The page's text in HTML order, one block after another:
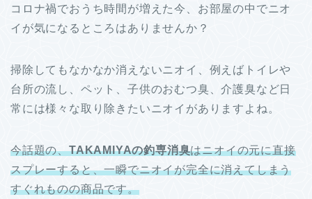
コロナ禍でおうち時間が増えた今、お部屋の中でニオ
イが気になるところはありませんか？
掃除してもなかなか消えないニオイ、例えばトイレや
台所の流し、ペット、子供のおむつ臭、介護臭など日
常には様々な取り除きたいニオイがありますよね。
今話題の、TAKAMIYAの釣専消臭はニオイの元に直接
スプレーすると、一瞬でニオイが完全に消えてしまう
すぐれものの商品です。